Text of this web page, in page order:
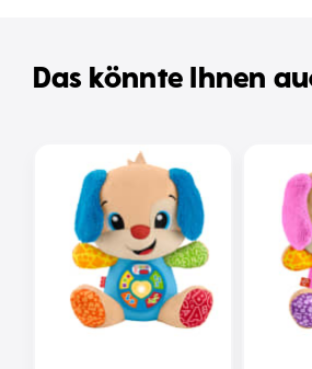
Das könnte Ihnen